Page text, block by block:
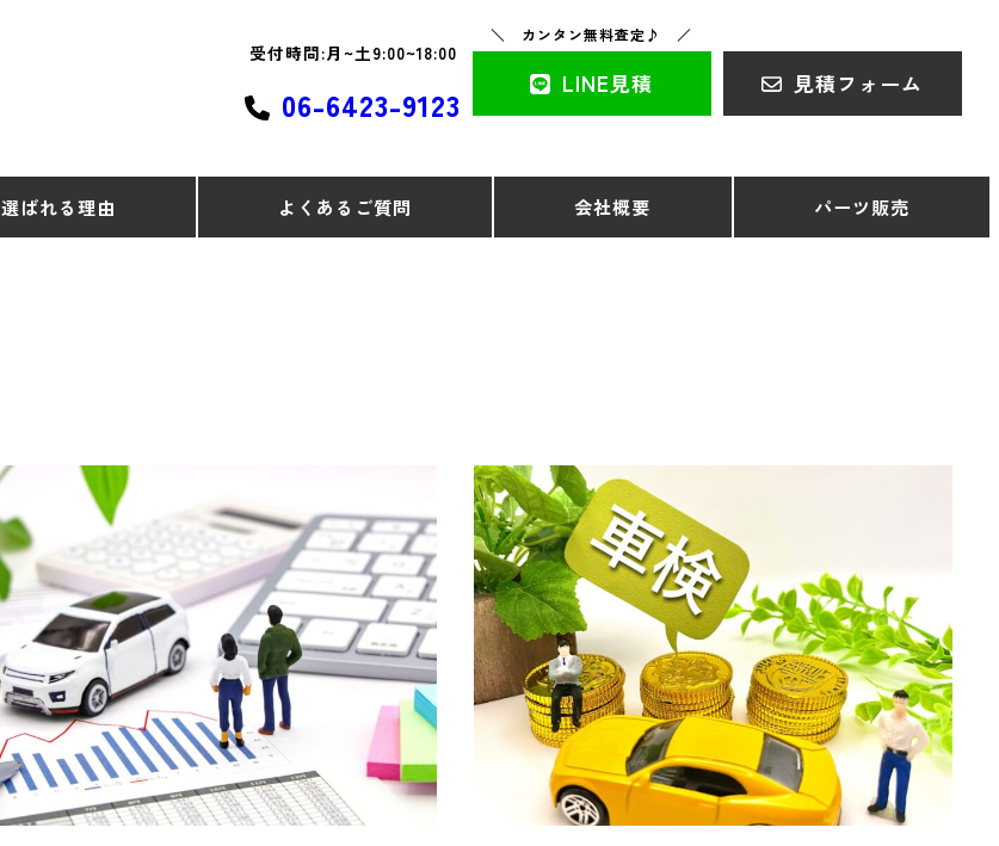
受付時間:月~土9:00~18:00
06-6423-9123
＼ カンタン無料査定♪ ／
LINE見積 見積フォーム
選ばれる理由 よくあるご質問 会社概要 パーツ販売